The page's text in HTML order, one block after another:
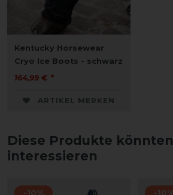
Kentucky Horsewear
Cryo Ice Boots - schwarz
164,99 € *
ARTIKEL MERKEN
Diese Produkte
interessieren
-10% -